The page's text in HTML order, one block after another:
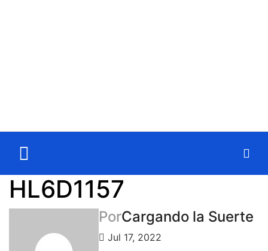
HL6D1157
PorCargando la Suerte
Jul 17, 2022